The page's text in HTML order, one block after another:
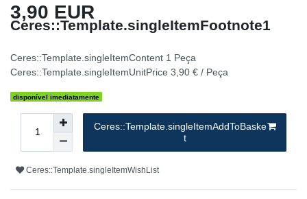
3,90 EUR
Ceres::Template.singleItemFootnote1
Ceres::Template.singleItemContent 1 Peça
Ceres::Template.singleItemUnitPrice 3,90 € / Peça
disponível imediatamente
Ceres::Template.singleItemAddToBaske
t
Ceres::Template.singleItemWishList